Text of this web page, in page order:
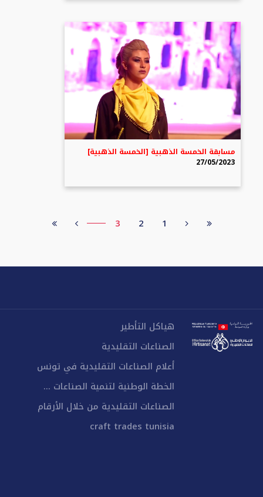
مسابقة الخمسة الذهبية [الخمسة الذهبية]
27/05/2023
1
2
3
هياكل التأطير
الصناعات التقليدية
أعلام الصناعات التقليدية في تونس
الخطة الوطنية لتنمية الصناعات ...
الصناعات التقليدية من خلال الأرقام
craft trades tunisia